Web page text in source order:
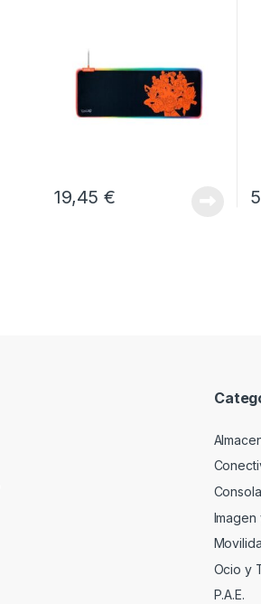
19,45€
Imagen
Ocio y
P.A.E.